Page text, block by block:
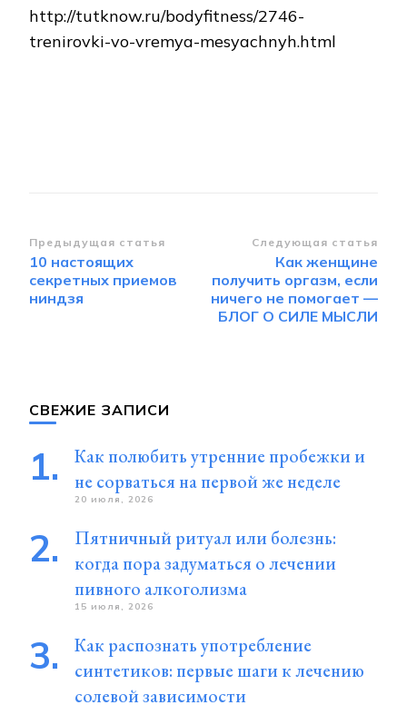
http://tutknow.ru/bodyfitness/2746-
trenirovki-vo-vremya-mesyachnyh.html
Навигация
по
записям
Предыдущая статья
10 настоящих
секретных приемов
ниндзя
Следующая статья
Как женщине
получить оргазм, если
ничего не помогает —
БЛОГ О СИЛЕ МЫСЛИ
СВЕЖИЕ ЗАПИСИ
Как полюбить утренние пробежки и
не сорваться на первой же неделе
20 июля, 2026
Пятничный ритуал или болезнь:
когда пора задуматься о лечении
пивного алкоголизма
15 июля, 2026
Как распознать употребление
синтетиков: первые шаги к лечению
солевой зависимости